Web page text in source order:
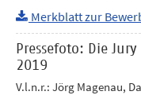
Merkblatt zur
Pressefoto: Die
2019
V.l.n.r.: Jörg Magenau,